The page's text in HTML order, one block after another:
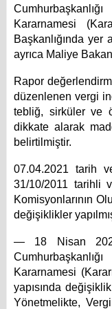
Kararnamesi
Başkanlığında yer
ayrıca Maliye
Rapor
düzenlenen vergi
tebliğ, sirküler ve
dikkate alarak
belirtilmiştir.
07.04.2021 tarih
31/10/2011 tarihli
Komisyonlarının
değişiklikler
― 18 Nisan
Kararnamesi
yapısında
Yönetmelikte,